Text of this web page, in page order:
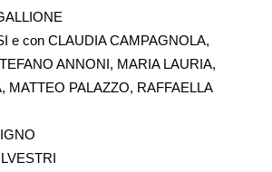
e con CLAUDIA CAMPAGNOLA,
ANNONI, MARIA LAURIA,
MATTEO PALAZZO, RAFFAELLA